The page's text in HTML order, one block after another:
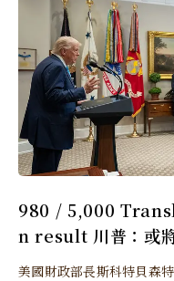
980 / 5,000
n result 川普：或
多關稅
美國財政部長斯科特貝森